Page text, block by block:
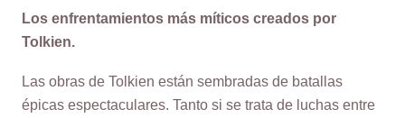
Los enfrentamientos más míticos creados por
Tolkien.
Las obras de Tolkien están sembradas de batallas
épicas espectaculares. Tanto si se trata de luchas entre